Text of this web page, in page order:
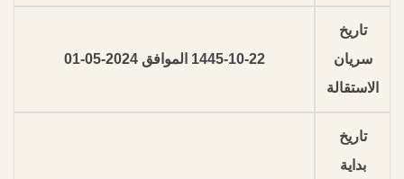
تاريخ
سريان
الاستقالة
1445-10-22 الموافق 2024-05-01
تاريخ
بداية